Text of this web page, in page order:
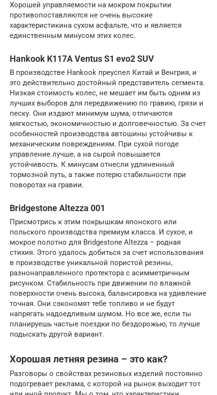
Хорошей управляемости на мокром покрытии
противопоставляются не очень высокие
характеристикина сухом асфальте, что и является
единственным минусом этих колес.
Hankook K117A Ventus S1 evo2 SUV
В производстве Hankook преуспел Китай и Венгрия, и
это действительно достойный представитель сегмента.
Низкая стоимость колес, не мешает им быть одним из
лучших выборов для передвижению по гравию, грязи и
песку. Они издают минимум шума, отличаются
мягкостью, экономичностью и долговечностью. За счет
особенностей производства автошины устойчивы к
механическим повреждениям. При сухой погоде
управление лучше, а на сырой повышается
устойчивость. К минусам отнесли удлиненный
тормозной путь, а также потерю стабильности при
поворотах на гравии.
Bridgestone Altezza 001
Присмотрись к этим покрышкам японского или
польского производства премиум класса. И сухое, и
мокрое полотно для Bridgestone Altezza – родная
стихия. Этого удалось добиться за счет использования
в производстве уникальной пористой резины,
разнонаправленного протектора с асимметричным
рисунком. Стабильность при движении по влажной
поверхности очень высока, балансировка на удивление
точная. Они сэкономят тебе топливо и не будут
напрягать надоедливым шумом. Но все же, если ты
планируешь частые поездки по бездорожью, то лучше
подыскать другой вариант.
Хорошая летняя резина – это как?
Разговоры о свойствах резиновых изделий постоянно
подогревает реклама, с которой на рынок выходит тот